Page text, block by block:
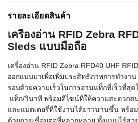
รายละเอียดสินค้า
เครื่องอ่าน RFID Zebra
Sleds แบบมือถือ
เครื่องอ่าน RFID Zebra RFD40 UHF
ออกแบบมาเพื่อเพิ่มประสิทธิภาพการทำงา
รอบด้วยความเร็วในการอ่านแท็กที่เร็วที่สุ
แท็ก/วินาที พร้อมดีไซน์ที่ให้ความสะดวกส
และแบตเตอรี่ที่ใช้งานได้ยาวนานขึ้น พร้อ